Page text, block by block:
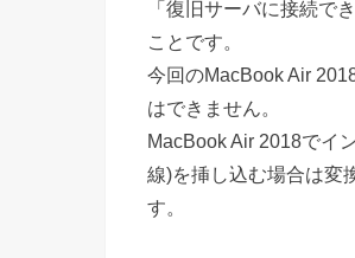
「復旧サーバに接続で
ことです。
今回のMacBook Air
はできません。
MacBook Air 2018でイ
線)を挿し込む場合は変
す。